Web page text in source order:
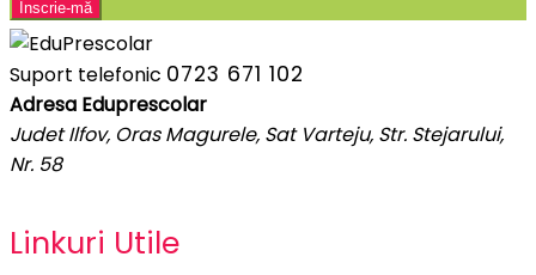
Suport telefonic 0723 671 102
Adresa Eduprescolar
Judet Ilfov, Oras Magurele, Sat Varteju, Str. Stejarului,
Nr. 58
Linkuri Utile